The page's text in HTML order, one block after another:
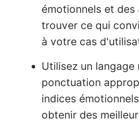
émotionnels et
trouver ce qui
à votre cas
Utilisez un langage
ponctuation
indices
obtenir des